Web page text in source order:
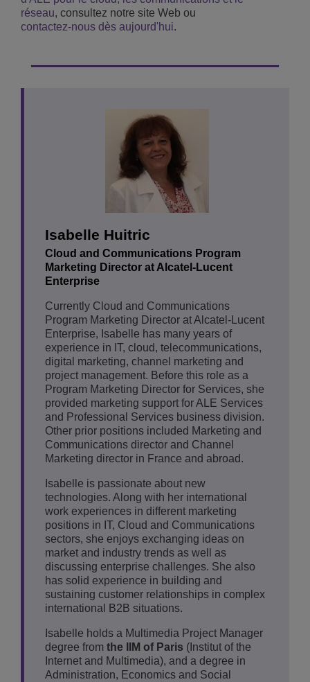
réseau, consultez notre site Web ou
contactez-nous dès aujourd'hui.
Isabelle Huitric
Cloud and Communications Program
Marketing Director at Alcatel-Lucent
Enterprise
Currently Cloud and Communications
Program Marketing Director at Alcatel-Lucent
Enterprise, Isabelle has many years of
experience in IT, cloud, telecommunications,
digital marketing, channel marketing and
project management. Before this role as a
Program Marketing Director for Services, she
provided marketing support for ALE Services
and Professional Services business division.
Other prior positions included Marketing and
Communications director and Channel
Marketing director in France and abroad.
Isabelle is passionate about new
technologies. Along with her international
work experiences in different marketing
positions in IT, Cloud and Communications
sectors, she enjoys exchanging ideas on
market and industry trends as well as
discussing enterprise challenges. She also
has solid experience in building and
sustaining customer relationships in complex
international B2B situations.
Isabelle holds a Multimedia Project Manager
degree from the IIM of Paris (Institut of the
Internet and Multimedia), and a degree in
Administration, Economics and Social